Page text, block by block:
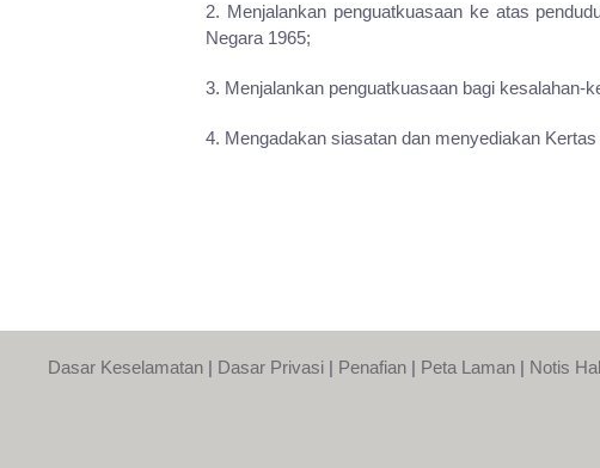
2. Menjalankan penguatkuasaan ke atas
Negara 1965;
3. Menjalankan penguatkuasaan bagi kesalahan-
4. Mengadakan siasatan dan menyediakan
Dasar Keselamatan Dasar Privasi Penafian Peta Laman Notis